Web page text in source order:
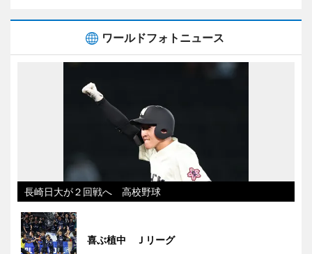
ワールドフォトニュース
長崎日大が２回戦へ 高校野球
喜ぶ植中 Ｊリーグ